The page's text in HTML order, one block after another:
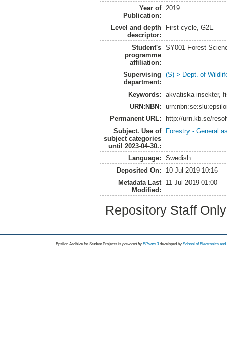
Year of
Publication:
2019
Level and depth
descriptor:
First cycle, G2E
Student's
programme
affiliation:
SY001 Forest
Supervising
department:
(S) > Dept. of
Keywords:
akvatiska insekter,
URN:NBN:
Permanent URL:
http://urn.kb.se/
Subject. Use of
subject categories
until 2023-04-30.:
Forestry - General
Language:
Swedish
Deposited On:
10 Jul 2019 10:16
Metadata Last
Modified:
11 Jul 2019 01:00
Repository Staff
Epsilon Archive for Student Projects is powored byEPrints 3 developed by School of Electronics